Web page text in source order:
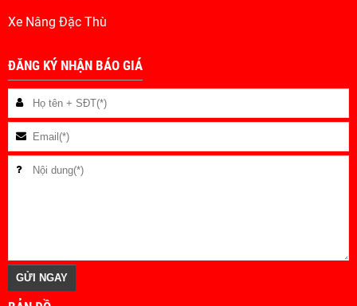
Xe Nâng Đặc Thù
ĐĂNG KÝ NHẬN BÁO GIÁ